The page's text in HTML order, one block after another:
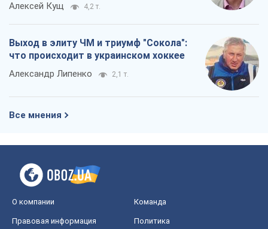
Алексей Кущ 4,2 т.
Выход в элиту ЧМ и триумф "Сокола":
что происходит в украинском хоккее
Александр Липенко 2,1 т.
Все мнения
О компании Команда
Правовая информация
Политика